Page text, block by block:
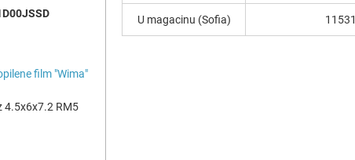
film "Wima"
4.5x6x7.2 RM5
U magacinu (Sofia) 11531